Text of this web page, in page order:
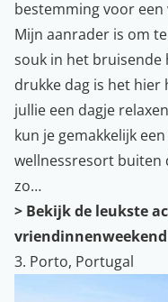
bestemming voor een
Mijn aanrader is om
souk in het bruisende
drukke dag is het hier
jullie een dagje
kun je gemakkelijk
wellnessresort buiten
zo…
> Bekijk de leukste
3. Porto, Portugal